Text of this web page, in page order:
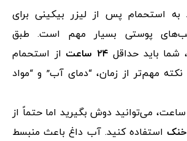
به استحمام پس از لیزر بیکینی برای
پوستی بسیار مهم است. طبق
شما باید حداقل ۲۴ ساعت
از استحمام
نکته مهم‌تر از زمان، “دمای آب” و “مواد
خنک استفاده کنید. آب داغ باعث منبسط